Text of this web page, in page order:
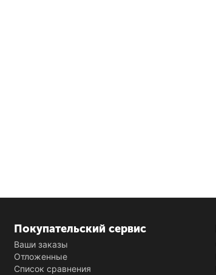
Покупательский сервис
Ваши заказы
Отложенные
Список сравнения